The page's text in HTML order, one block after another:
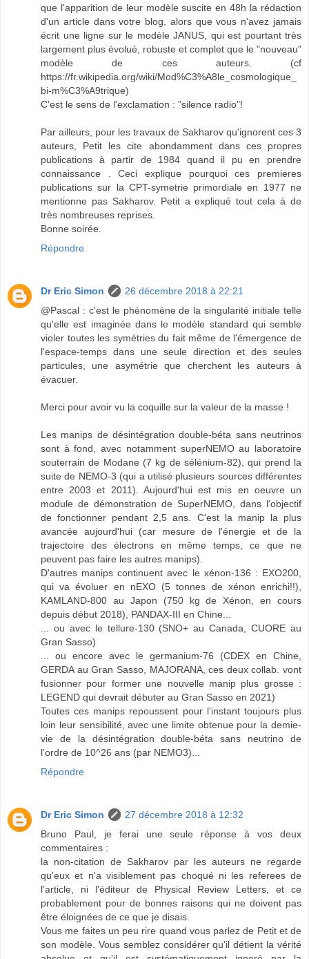
que l'apparition de leur modèle suscite en 48h la rédaction
d'un article dans votre blog, alors que vous n'avez jamais
écrit une ligne sur le modèle JANUS, qui est pourtant très
largement plus évolué, robuste et complet que le "nouveau"
modèle de ces auteurs. (cf
https://fr.wikipedia.org/wiki/Mod%C3%A8le_cosmologique_
bi-m%C3%A9trique)
C'est le sens de l'exclamation : "silence radio"!
Par ailleurs, pour les travaux de Sakharov qu'ignorent ces 3
auteurs, Petit les cite abondamment dans ces propres
publications à partir de 1984 quand il pu en prendre
connaissance . Ceci explique pourquoi ces premieres
publications sur la CPT-symetrie primordiale en 1977 ne
mentionne pas Sakharov. Petit a expliqué tout cela à de
très nombreuses reprises.
Bonne soirée.
Répondre
Dr Eric Simon
26 décembre 2018 à 22:21
@Pascal : c'est le phénomène de la singularité initiale telle
qu'elle est imaginée dans le modèle standard qui semble
violer toutes les symétries du fait même de l'émergence de
l'espace-temps dans une seule direction et des seules
particules, une asymétrie que cherchent les auteurs à
évacuer.
Merci pour avoir vu la coquille sur la valeur de la masse !
Les manips de désintégration double-béta sans neutrinos
sont à fond, avec notamment superNEMO au laboratoire
souterrain de Modane (7 kg de sélénium-82), qui prend la
suite de NEMO-3 (qui a utilisé plusieurs sources différentes
entre 2003 et 2011). Aujourd'hui est mis en oeuvre un
module de démonstration de SuperNEMO, dans l'objectif
de fonctionner pendant 2,5 ans. C'est la manip la plus
avancée aujourd'hui (car mesure de l'énergie et de la
trajectoire des électrons en même temps, ce que ne
peuvent pas faire les autres manips).
D'autres manips continuent avec le xénon-136 : EXO200,
qui va évoluer en nEXO (5 tonnes de xénon enrichi!!),
KAMLAND-800 au Japon (750 kg de Xénon, en cours
depuis début 2018), PANDAX-III en Chine...
... ou avec le tellure-130 (SNO+ au Canada, CUORE au
Gran Sasso)
... ou encore avec le germanium-76 (CDEX en Chine,
GERDA au Gran Sasso, MAJORANA, ces deux collab. vont
fusionner pour former une nouvelle manip plus grosse :
LEGEND qui devrait débuter au Gran Sasso en 2021)
Toutes ces manips repoussent pour l'instant toujours plus
loin leur sensibilité, avec une limite obtenue pour la demie-
vie de la désintégration double-béta sans neutrino de
l'ordre de 10^26 ans (par NEMO3)...
Répondre
Dr Eric Simon
27 décembre 2018 à 12:32
Bruno Paul, je ferai une seule réponse à vos deux
commentaires :
la non-citation de Sakharov par les auteurs ne regarde
qu'eux et n'a visiblement pas choqué ni les referees de
l'article, ni l'éditeur de Physical Review Letters, et ce
probablement pour de bonnes raisons qui ne doivent pas
être éloignées de ce que je disais.
Vous me faites un peu rire quand vous parlez de Petit et de
son modèle. Vous semblez considérer qu'il détient la vérité